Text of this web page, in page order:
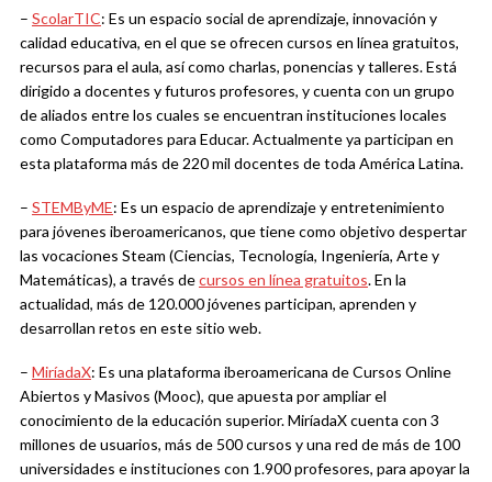
– ScolarTIC: Es un espacio social de aprendizaje, innovación y
calidad educativa, en el que se ofrecen cursos en línea gratuitos,
recursos para el aula, así como charlas, ponencias y talleres. Está
dirigido a docentes y futuros profesores, y cuenta con un grupo
de aliados entre los cuales se encuentran instituciones locales
como Computadores para Educar. Actualmente ya participan en
esta plataforma más de 220 mil docentes de toda América Latina.
– STEMByME: Es un espacio de aprendizaje y entretenimiento
para jóvenes iberoamericanos, que tiene como objetivo despertar
las vocaciones Steam (Ciencias, Tecnología, Ingeniería, Arte y
Matemáticas), a través decursos en línea gratuitos. En la
actualidad, más de 120.000 jóvenes participan, aprenden y
desarrollan retos en este sitio web.
– MiríadaX: Es una plataforma iberoamericana de Cursos Online
Abiertos y Masivos (Mooc), que apuesta por ampliar el
conocimiento de la educación superior. MiríadaX cuenta con 3
millones de usuarios, más de 500 cursos y una red de más de 100
universidades e instituciones con 1.900 profesores, para apoyar la